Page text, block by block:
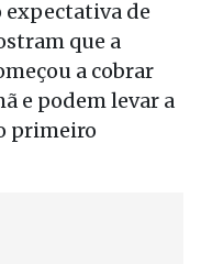
de
que a
a cobrar
e podem levar a
primeiro